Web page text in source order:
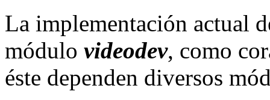
La implementación actual
módulo videodev, como
éste dependen diversos